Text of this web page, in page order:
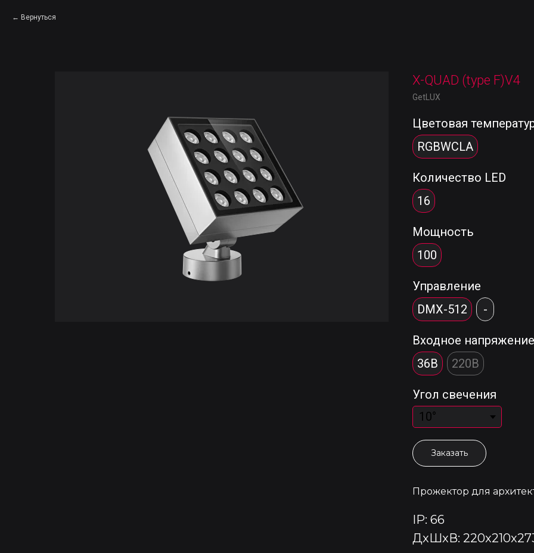
Вернуться
X-QUAD (type F)V4
GetLUX
Цветовая
RGBWCLA
Количество LED
16
Мощность
100
Управление
DMX-512
-
Входное напряжение
36В
220В
Угол свечения
Заказать
Прожектор для
IP: 66
ДxШxВ: